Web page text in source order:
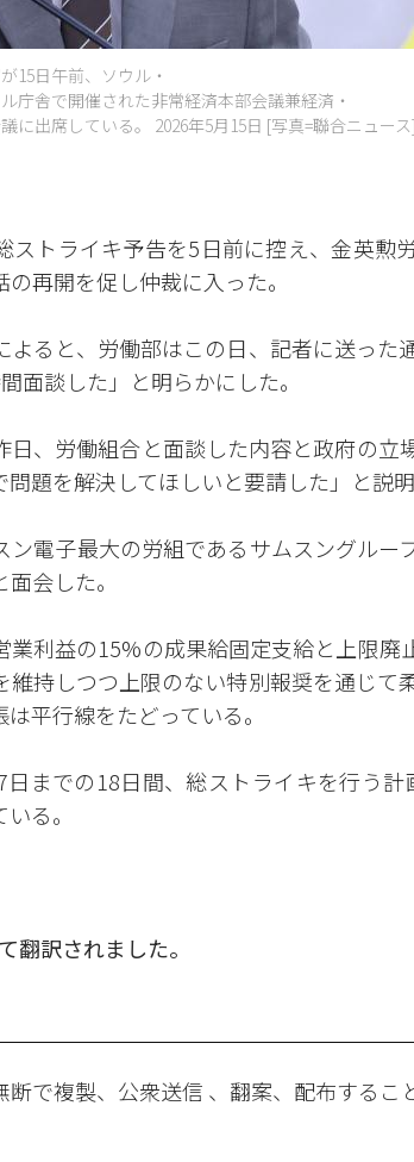
15日午前、ソウル・
庁舎で開催された非常経済本部会議兼経済・
に出席している。 2026年5月15日 [写真=聯合ニュース]
ストライキ予告を5日前に控え、金英勲
再開を促し仲裁に入った。
よると、労働部はこの日、記者に送った
面談した」と明らかにした。
日、労働組合と面談した内容と政府の立
題を解決してほしいと要請した」と説明
ン電子最大の労組であるサムスングルー
会した。
利益の15%の成果給固定支給と上限廃
維持しつつ上限のない特別報奨を通じて
平行線をたどっている。
までの18日間、総ストライキを行う
る。
翻訳されました。
で複製、公衆送信 、翻案、配布するこ